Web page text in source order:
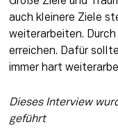
auch kleinere Ziele
weiterarbeiten. Durch
erreichen. Dafür
immer hart
Dieses Interview
geführt